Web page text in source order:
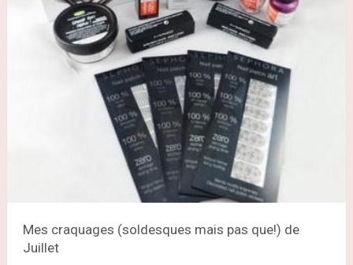
Mes craquages (soldesques mais pas que!) de
Juillet